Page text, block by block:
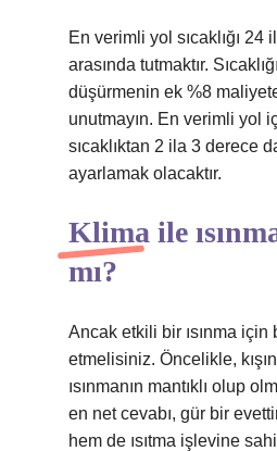
En verimli yol sıcaklığı 24
arasında tutmaktır.
düşürmenin ek %8 maliyete
unutmayın. En verimli yol iç
sıcaklıktan 2 ila 3 derece
ayarlamak olacaktır.
Klima ile
mı?
Ancak etkili bir ısınma
etmelisiniz. Öncelikle,
ısınmanın mantıklı olup
en net cevabı, gür bir
hem de ısıtma işlevine